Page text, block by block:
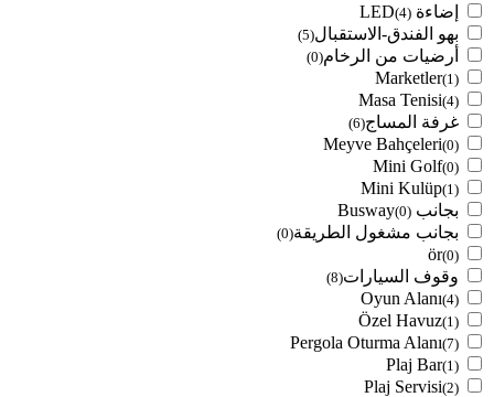
إضاءة LED (4)
بهو الفندق-الاستقبال(5)
أرضيات من الرخام(0)
Marketler(1)
Masa Tenisi(4)
غرفة المساج(6)
Meyve Bahçeleri(0)
Mini Golf(0)
Mini Kulüp(1)
بجانب Busway (0)
بجانب مشغول الطريقة(0)
ör(0)
وقوف السيارات(8)
Oyun Alanı(4)
Özel Havuz(1)
Pergola Oturma Alanı(7)
Plaj Bar(1)
Plaj Servisi(2)